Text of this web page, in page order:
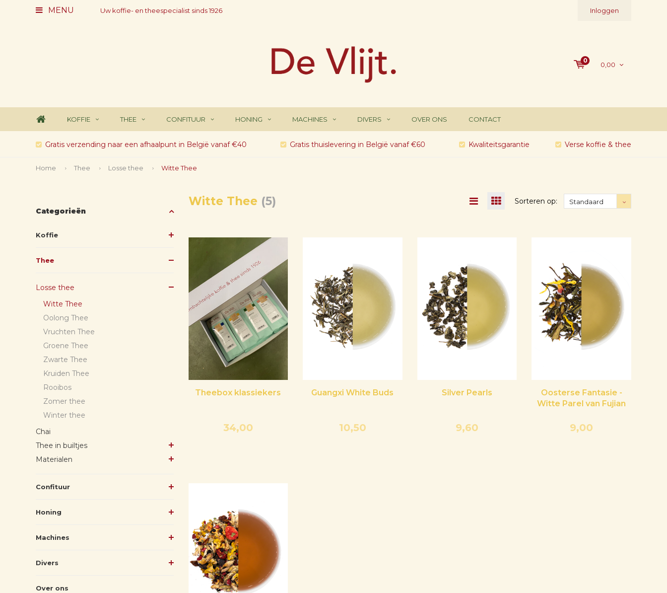
MENU Uw koffie- en theespecialist sinds 1926 Inloggen
0
0,00
KOFFIE THEE CONFITUUR HONING MACHINES DIVERS OVER ONS CONTACT
Gratis verzending naar een afhaalpunt in België vanaf €40 Gratis thuislevering in België vanaf €60 Kwaliteitsgarantie Verse koffie & thee
Home Thee Losse thee Witte Thee
Categorieën
Koffie
Thee
Losse thee
Witte Thee
Oolong Thee
Vruchten Thee
Groene Thee
Zwarte Thee
Kruiden Thee
Rooibos
Zomer thee
Winter thee
Chai
Thee in builtjes
Materialen
Confituur
Honing
Machines
Divers
Over ons
Witte Thee (5) Sorteren op: Standaard
Theebox klassiekers
34,00
Guangxi White Buds
10,50
Silver Pearls
9,60
Oosterse Fantasie -
Witte Parel van Fujian
9,00